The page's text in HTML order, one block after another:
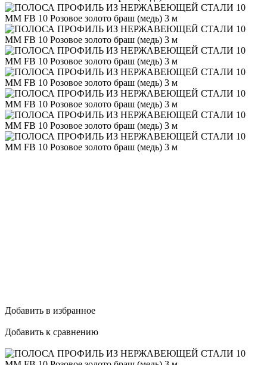
Добавить в избранное
Добавить к сравнению